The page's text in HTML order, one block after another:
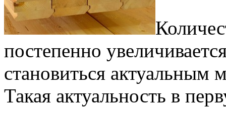
постепенно
становиться актуальным
Такая актуальность в